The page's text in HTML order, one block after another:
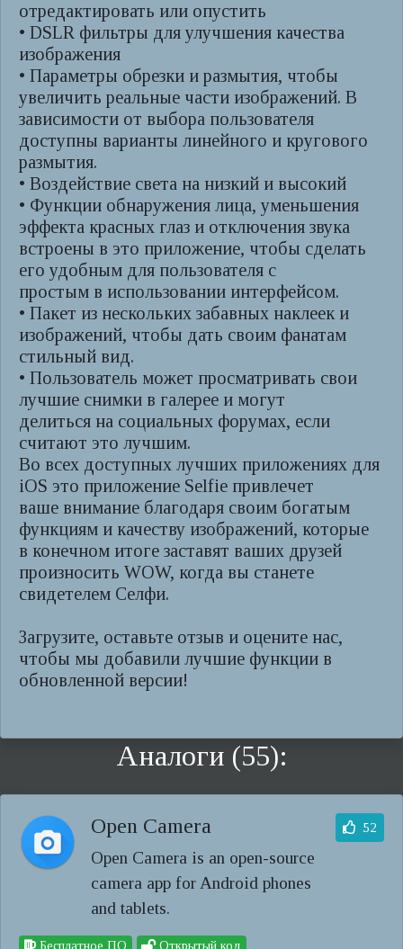
отредактировать или опустить
• DSLR фильтры для улучшения качества
изображения
• Параметры обрезки и размытия, чтобы
увеличить реальные части изображений. В
зависимости от выбора пользователя
доступны варианты линейного и кругового
размытия.
• Воздействие света на низкий и высокий
• Функции обнаружения лица, уменьшения
эффекта красных глаз и отключения звука
встроены в это приложение, чтобы сделать
его удобным для пользователя с
простым в использовании интерфейсом.
• Пакет из нескольких забавных наклеек и
изображений, чтобы дать своим фанатам
стильный вид.
• Пользователь может просматривать свои
лучшие снимки в галерее и могут
делиться на социальных форумах, если
считают это лучшим.
Во всех доступных лучших приложениях для
iOS это приложение Selfie привлечет
ваше внимание благодаря своим богатым
функциям и качеству изображений, которые
в конечном итоге заставят ваших друзей
произносить WOW, когда вы станете
свидетелем Селфи.
Загрузите, оставьте отзыв и оцените нас,
чтобы мы добавили лучшие функции в
обновленной версии!
Аналоги (55):
Open Camera
Open Camera is an open-source
camera app for Android phones
and tablets.
52
Бесплатное ПО Открытый код